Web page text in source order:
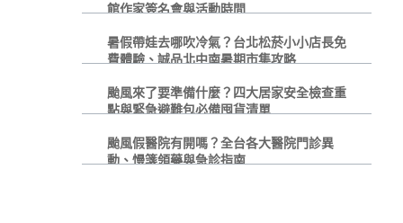
館作家簽名會與活動時間
暑假帶娃去哪吹冷氣？台北松菸小小店長免
費體驗、誠品北中南暑期市集攻略
颱風來了要準備什麼？四大居家安全檢查重
點與緊急避難包必備囤貨清單
颱風假醫院有開嗎？全台各大醫院門診異
動、慢箋領藥與急診指南